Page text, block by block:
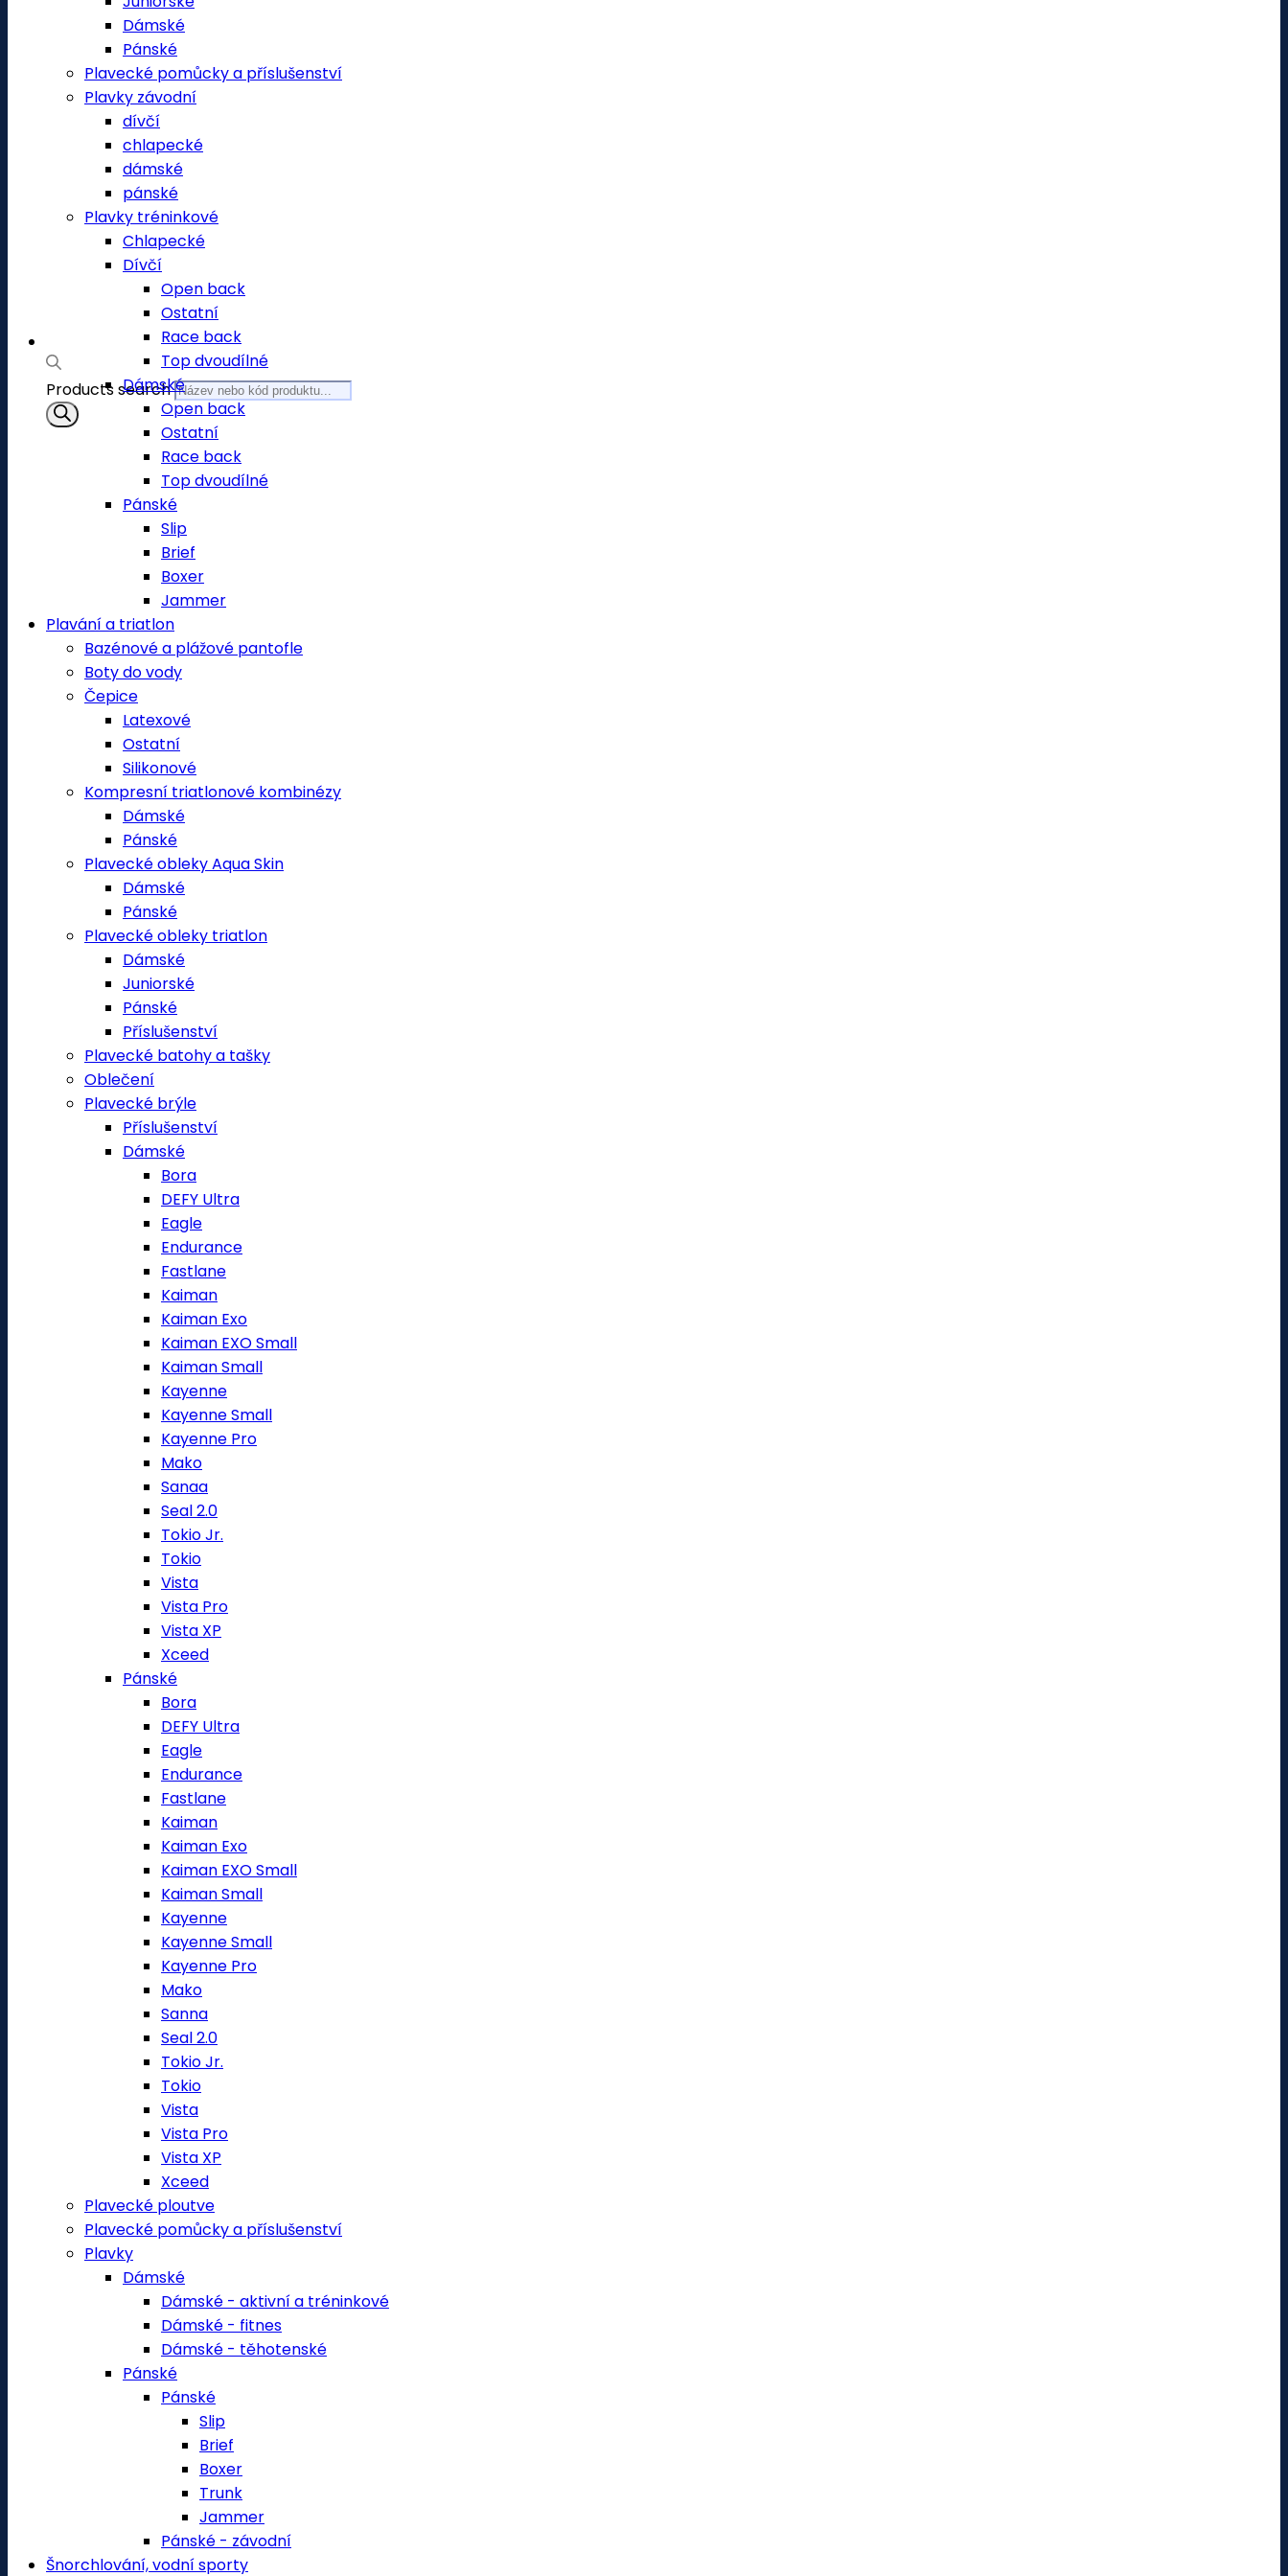
Products search
Dámské
Pánské
Plavecké pomůcky a příslušenství
Plavky závodní
dívčí
chlapecké
dámské
pánské
Plavky tréninkové
Chlapecké
Dívčí
Open back
Ostatní
Race back
Top dvoudílné
Dámské
Open back
Ostatní
Race back
Top dvoudílné
Pánské
Slip
Brief
Boxer
Jammer
Plavání a triatlon
Bazénové a plážové pantofle
Boty do vody
Čepice
Latexové
Ostatní
Silikonové
Kompresní triatlonové kombinézy
Dámské
Pánské
Plavecké obleky Aqua Skin
Dámské
Pánské
Plavecké obleky triatlon
Dámské
Juniorské
Pánské
Příslušenství
Plavecké batohy a tašky
Oblečení
Plavecké brýle
Příslušenství
Dámské
Bora
DEFY Ultra
Eagle
Endurance
Fastlane
Kaiman
Kaiman Exo
Kaiman EXO Small
Kaiman Small
Kayenne
Kayenne Small
Kayenne Pro
Mako
Sanaa
Seal 2.0
Tokio Jr.
Tokio
Vista
Vista Pro
Vista XP
Xceed
Pánské
Bora
DEFY Ultra
Eagle
Endurance
Fastlane
Kaiman
Kaiman Exo
Kaiman EXO Small
Kaiman Small
Kayenne
Kayenne Small
Kayenne Pro
Mako
Sanna
Seal 2.0
Tokio Jr.
Tokio
Vista
Vista Pro
Vista XP
Xceed
Plavecké ploutve
Plavecké pomůcky a příslušenství
Plavky
Dámské
Dámské - aktivní a tréninkové
Dámské - fitnes
Dámské - těhotenské
Pánské
Pánské
Slip
Brief
Boxer
Trunk
Jammer
Pánské - závodní
Šnorchlování, vodní sporty